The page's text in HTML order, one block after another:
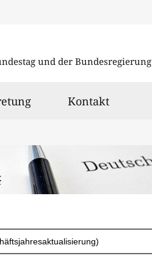
und der Bundesregierung
Kontakt